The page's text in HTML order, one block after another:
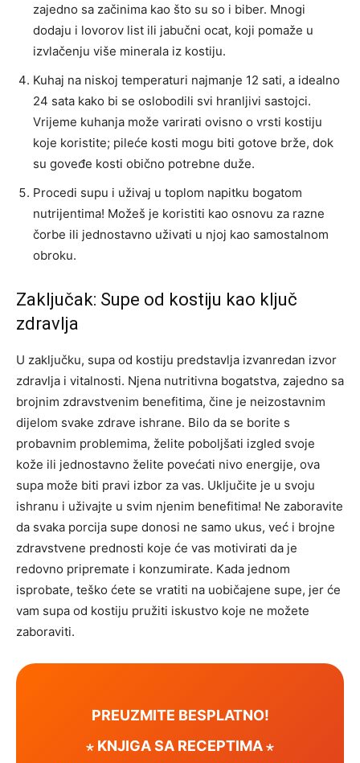
zajedno sa začinima kao što su so i biber. Mnogi
dodaju i lovorov list ili jabučni ocat, koji pomaže u
izvlačenju više minerala iz kostiju.
Kuhaj na niskoj temperaturi najmanje 12 sati, a idealno
24 sata kako bi se oslobodili svi hranljivi sastojci.
Vrijeme kuhanja može varirati ovisno o vrsti kostiju
koje koristite; pileće kosti mogu biti gotove brže, dok
su goveđe kosti obično potrebne duže.
Procedi supu i uživaj u toplom napitku bogatom
nutrijentima! Možeš je koristiti kao osnovu za razne
čorbe ili jednostavno uživati u njoj kao samostalnom
obroku.
Zaključak: Supe od kostiju kao ključ
zdravlja
U zaključku, supa od kostiju predstavlja izvanredan izvor
zdravlja i vitalnosti. Njena nutritivna bogatstva, zajedno sa
brojnim zdravstvenim benefitima, čine je neizostavnim
dijelom svake zdrave ishrane. Bilo da se borite s
probavnim problemima, želite poboljšati izgled svoje
kože ili jednostavno želite povećati nivo energije, ova
supa može biti pravi izbor za vas. Uključite je u svoju
ishranu i uživajte u svim njenim benefitima! Ne zaboravite
da svaka porcija supe donosi ne samo ukus, već i brojne
zdravstvene prednosti koje će vas motivirati da je
redovno pripremate i konzumirate. Kada jednom
isprobate, teško ćete se vratiti na uobičajene supe, jer će
vam supa od kostiju pružiti iskustvo koje ne možete
zaboraviti.
PREUZMITE BESPLATNO!
⋆ KNJIGA SA RECEPTIMA ⋆